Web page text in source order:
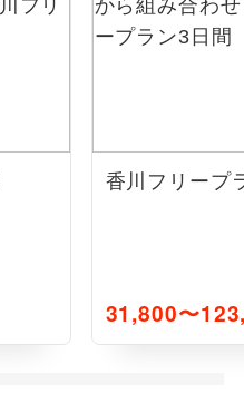
香川フリープ
31,800〜